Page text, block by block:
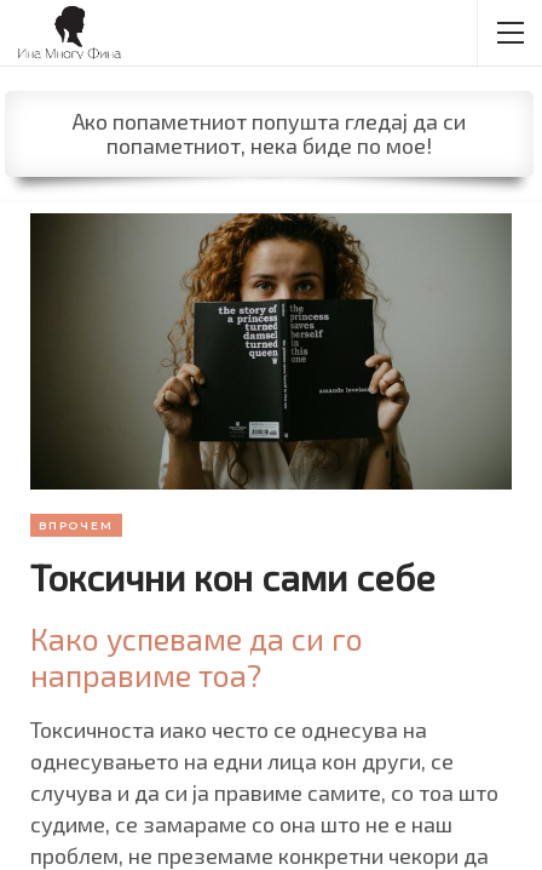
Ако попаметниот попушта гледај да си
попаметниот, нека биде по мое!
ВПРОЧЕМ
Токсични кон сами себе
Како успеваме да си го
направиме тоа?
Токсичноста иако често се однесува на
однесувањето на едни лица кон други, се
случува и да си ја правиме самите, со тоа што
судиме, се замараме со она што не е наш
проблем, не преземаме конкретни чекори да